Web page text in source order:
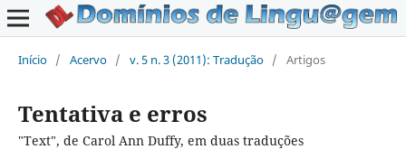
Início / Acervo / v. 5 n. 3 (2011): Tradução / Artigos
Tentativa e erros
"Text", de Carol Ann Duffy, em duas traduções